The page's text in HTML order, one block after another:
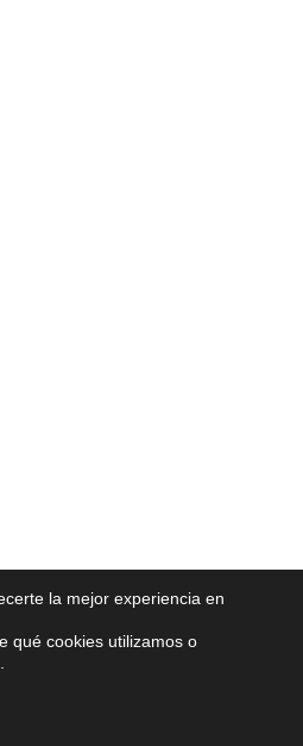
la mejor experiencia en
qué cookies utilizamos o